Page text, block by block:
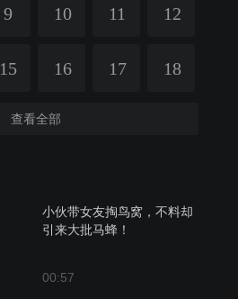
9 10 11 12
15 16 17 18
查看全部
小伙带女友掏鸟窝，不料却
引来大批马蜂！
00:57